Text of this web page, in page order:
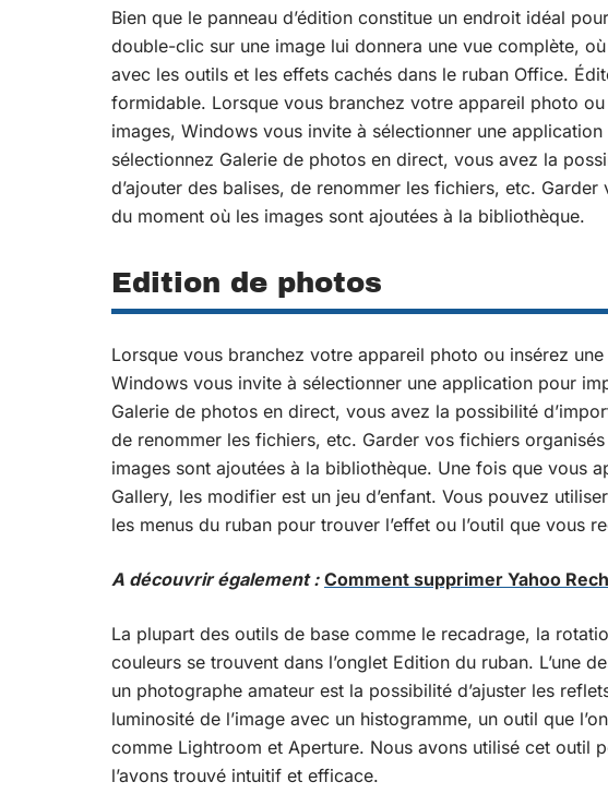
Bien que le panneau d’édition constitue un endroit idéal
double-clic sur une image lui donnera une vue complète,
avec les outils et les effets cachés dans le ruban Office.
formidable. Lorsque vous branchez votre appareil photo
images, Windows vous invite à sélectionner une
sélectionnez Galerie de photos en direct, vous avez la
d’ajouter des balises, de renommer les fichiers, etc.
du moment où les images sont ajoutées à la bibliothèque.
Edition de photos
Lorsque vous branchez votre appareil photo ou insérez
Windows vous invite à sélectionner une application pour
Galerie de photos en direct, vous avez la possibilité
de renommer les fichiers, etc. Garder vos fichiers
images sont ajoutées à la bibliothèque. Une fois que vous
Gallery, les modifier est un jeu d’enfant. Vous pouvez
les menus du ruban pour trouver l’effet ou l’outil que vous
A découvrir également : Comment supprimer Yahoo
La plupart des outils de base comme le recadrage, la
couleurs se trouvent dans l’onglet Edition du ruban. L’une
un photographe amateur est la possibilité d’ajuster les
luminosité de l’image avec un histogramme, un outil que
comme Lightroom et Aperture. Nous avons utilisé cet outil
l’avons trouvé intuitif et efficace.